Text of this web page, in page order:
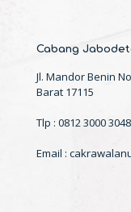
Cabang
Jl. Mandor Benin
Barat 17115
Tlp : 0812 3000 3048
Email :